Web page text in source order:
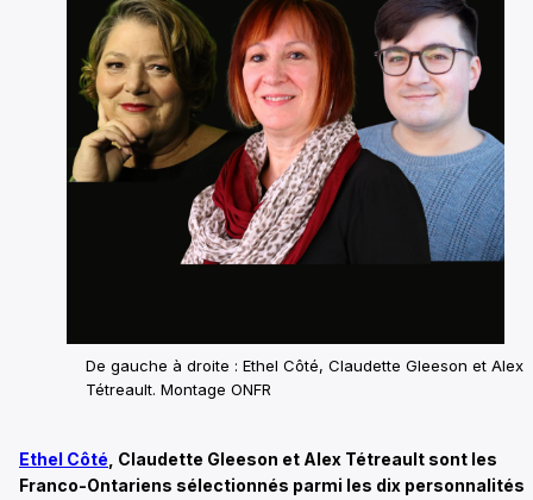
De gauche à droite : Ethel Côté, Claudette Gleeson et Alex
Tétreault. Montage ONFR
Ethel Côté , Claudette Gleeson et Alex Tétreault sont les
Franco-Ontariens sélectionnés parmi les dix personnalités